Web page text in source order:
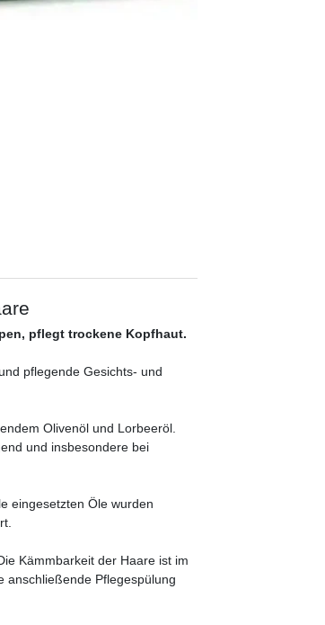
pflegt trockene Kopfhaut.
pflegende Gesichts- und
Olivenöl und Lorbeeröl.
und insbesondere bei
eingesetzten Öle wurden
Kämmbarkeit der Haare ist im
anschließende Pflegespülung